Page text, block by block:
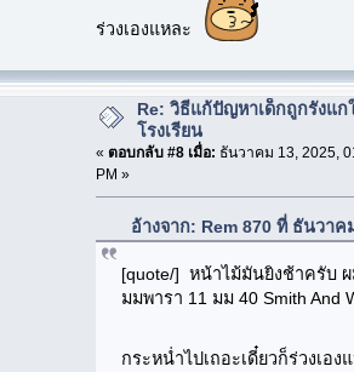
ร่วงเองแหละ
Re: วิธีแก้ปัญหาเด็กถูกรังแก
โรงเรียน
« ตอบกลับ #8 เมื่อ: ธันวาคม 13, 2025,
PM »
อ้างจาก: Rem 870 ที่ ธันวาค
[quote/] หน้าไม้มันยิงช้าครับ
มมพารา 11 มม 40 Smith And
กระหน่ำไปเถอะเดี๋ยวก็ร่วงเอ